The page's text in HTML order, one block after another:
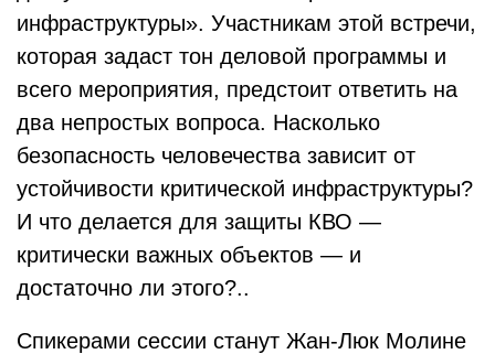
инфраструктуры». Участникам этой встречи,
которая задаст тон деловой программы и
всего мероприятия, предстоит ответить на
два непростых вопроса. Насколько
безопасность человечества зависит от
устойчивости критической инфраструктуры?
И что делается для защиты КВО —
критически важных объектов — и
достаточно ли этого?..
Спикерами сессии станут Жан-Люк Молине